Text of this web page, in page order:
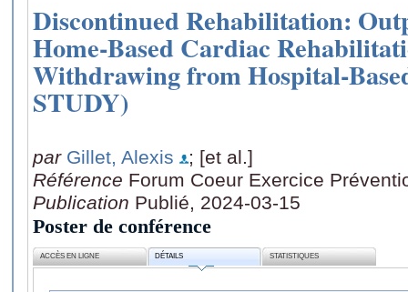
Discontinued Rehabilitation:
Home-Based Cardiac
Withdrawing from Hospital-
STUDY)
par Gillet, Alexis
; [et al.]
Référence Forum Coeur Exercice
Publication Publié, 2024-03-15
Poster de conférence
ACCÈS EN LIGNE DÉTAILS STATISTIQUES